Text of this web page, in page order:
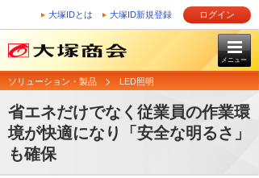
大塚IDとは 大塚ID新規登録 ログイン
メニュー
ソリューション・製品 LED照明
省エネだけでなく従業員の作業環
境が快適になり「安全な明るさ」
も確保